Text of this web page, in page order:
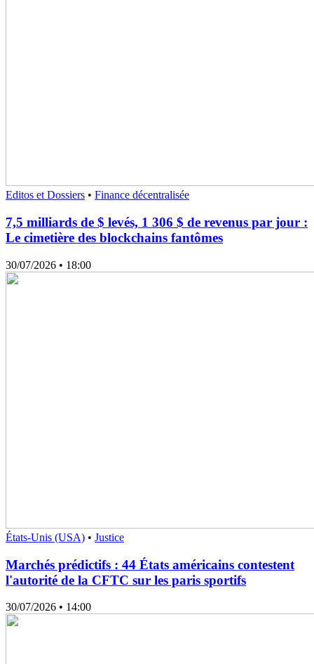
Editos et Dossiers • Finance décentralisée
7,5 milliards de $ levés, 1 306 $ de revenus par jour :
Le cimetière des blockchains fantômes
30/07/2026 • 18:00
États-Unis (USA) • Justice
Marchés prédictifs : 44 États américains contestent
l'autorité de la CFTC sur les paris sportifs
30/07/2026 • 14:00